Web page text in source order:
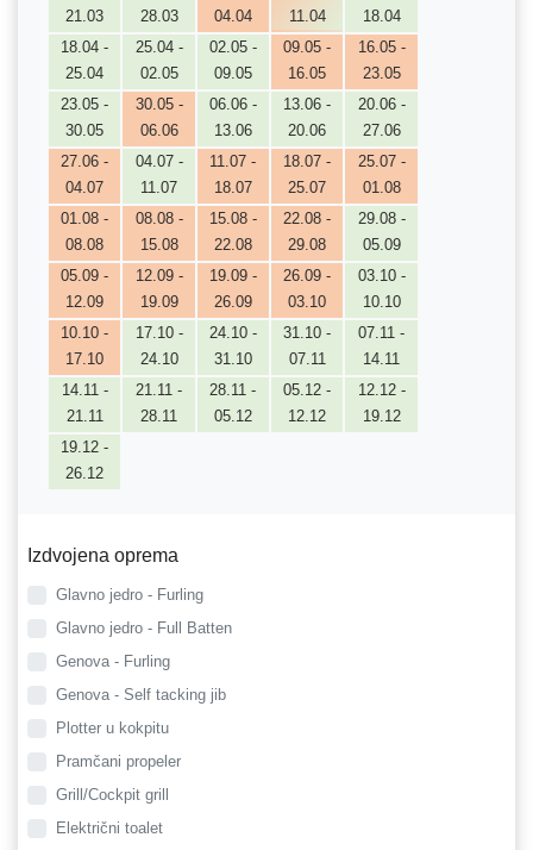
21.03
28.03
04.04
11.04
18.04
18.04 -
25.04
25.04 -
02.05
02.05 -
09.05
09.05 -
16.05
16.05 -
23.05
23.05 -
30.05
30.05 -
06.06
06.06 -
13.06
13.06 -
20.06
20.06 -
27.06
27.06 -
04.07
04.07 -
11.07
11.07 -
18.07
18.07 -
25.07
25.07 -
01.08
01.08 -
08.08
08.08 -
15.08
15.08 -
22.08
22.08 -
29.08
29.08 -
05.09
05.09 -
12.09
12.09 -
19.09
19.09 -
26.09
26.09 -
03.10
03.10 -
10.10
10.10 -
17.10
17.10 -
24.10
24.10 -
31.10
31.10 -
07.11
07.11 -
14.11
14.11 -
21.11
21.11 -
28.11
28.11 -
05.12
05.12 -
12.12
12.12 -
19.12
19.12 -
26.12
Izdvojena oprema
Glavno jedro - Furling
Glavno jedro - Full Batten
Genova - Furling
Genova - Self tacking jib
Plotter u kokpitu
Pramčani propeler
Grill/Cockpit grill
Električni toalet